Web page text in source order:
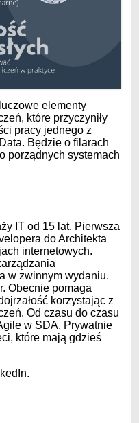
elementy
które przyczyniły
pracy jednego z
Będzie o filarach
porządnych systemach
IT od 15 lat. Pierwsza
do Architekta
internetowych.
w zwinnym wydaniu.
Obecnie pomaga
korzystając z
Od czasu do czasu
w SDA. Prywatnie
które mają gdzieś
.